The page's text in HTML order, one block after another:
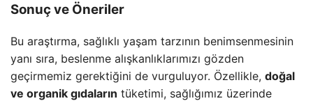
Sonuç ve Öneriler
Bu araştırma, sağlıklı yaşam tarzının benimsenmesinin
yanı sıra, beslenme alışkanlıklarımızı gözden
geçirmemiz gerektiğini de vurguluyor. Özellikle, doğal
ve organik gıdaların tüketimi, sağlığımız üzerinde